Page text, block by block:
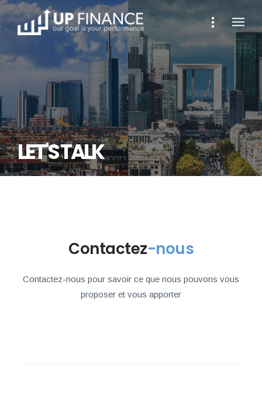
LET'S TALK
Contactez-nous
Contactez-nous pour savoir ce que nous pouvons vous
proposer et vous apporter